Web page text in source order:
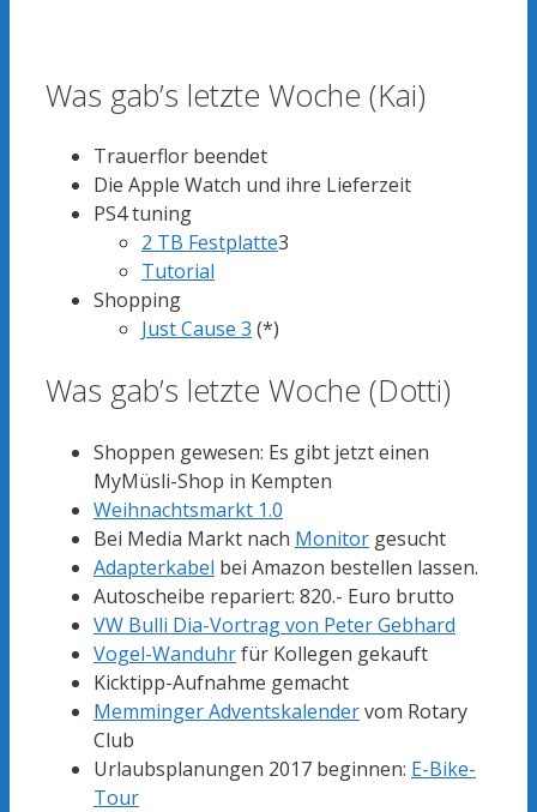
Was gab’s letzte Woche (Kai)
Trauerflor beendet
Die Apple Watch und ihre Lieferzeit
PS4 tuning
2 TB Festplatte3
Tutorial
Shopping
Just Cause 3 (*)
Was gab’s letzte Woche (Dotti)
Shoppen gewesen: Es gibt jetzt einen
MyMüsli-Shop in Kempten
Weihnachtsmarkt 1.0
Bei Media Markt nach Monitor gesucht
Adapterkabel bei Amazon bestellen lassen.
Autoscheibe repariert: 820.- Euro brutto
VW Bulli Dia-Vortrag von Peter Gebhard
Vogel-Wanduhrfür Kollegen gekauft
Kicktipp-Aufnahme gemacht
Memminger Adventskalendervom Rotary
Club
Urlaubsplanungen 2017 beginnen: E-Bike-
Tour